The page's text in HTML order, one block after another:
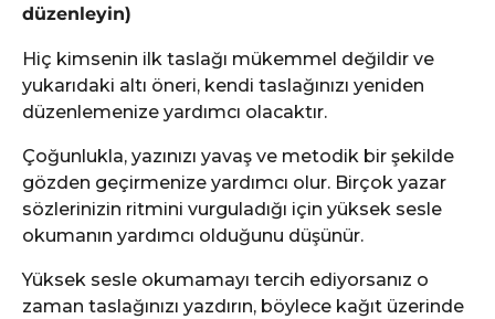
düzenleyin)
Hiç kimsenin ilk taslağı mükemmel değildir ve
yukarıdaki altı öneri, kendi taslağınızı yeniden
düzenlemenize yardımcı olacaktır.
Çoğunlukla, yazınızı yavaş ve metodik bir şekilde
gözden geçirmenize yardımcı olur. Birçok yazar
sözlerinizin ritmini vurguladığı için yüksek sesle
okumanın yardımcı olduğunu düşünür.
Yüksek sesle okumamayı tercih ediyorsanız o
zaman taslağınızı yazdırın, böylece kağıt üzerinde